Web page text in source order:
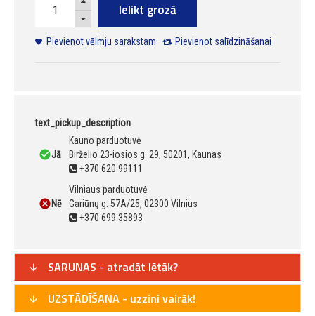
Ielikt grozā
Pievienot vēlmju sarakstam Pievienot salīdzināšanai
text_pickup_description
Jā
Kauno parduotuvė
Birželio 23-iosios g. 29, 50201, Kaunas
+370 620 99111
Nē
Vilniaus parduotuvė
Gariūnų g. 57A/25, 02300 Vilnius
+370 699 35893
SARUNAS - atradāt lētāk?
UZSTĀDĪŠANA - uzzini vairāk!